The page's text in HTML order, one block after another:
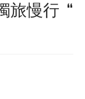
旅慢行 “